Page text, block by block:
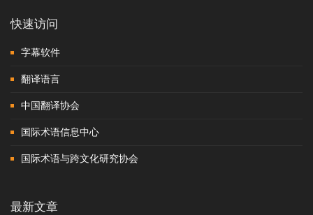
快速访问
字幕软件
翻译语言
中国翻译协会
国际术语信息中心
国际术语与跨文化研究协会
最新文章